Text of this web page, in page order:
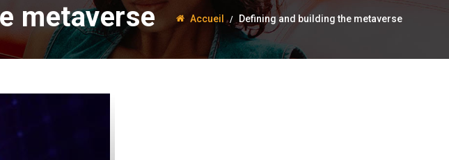
metaverse Accueil Defining and building the metaverse